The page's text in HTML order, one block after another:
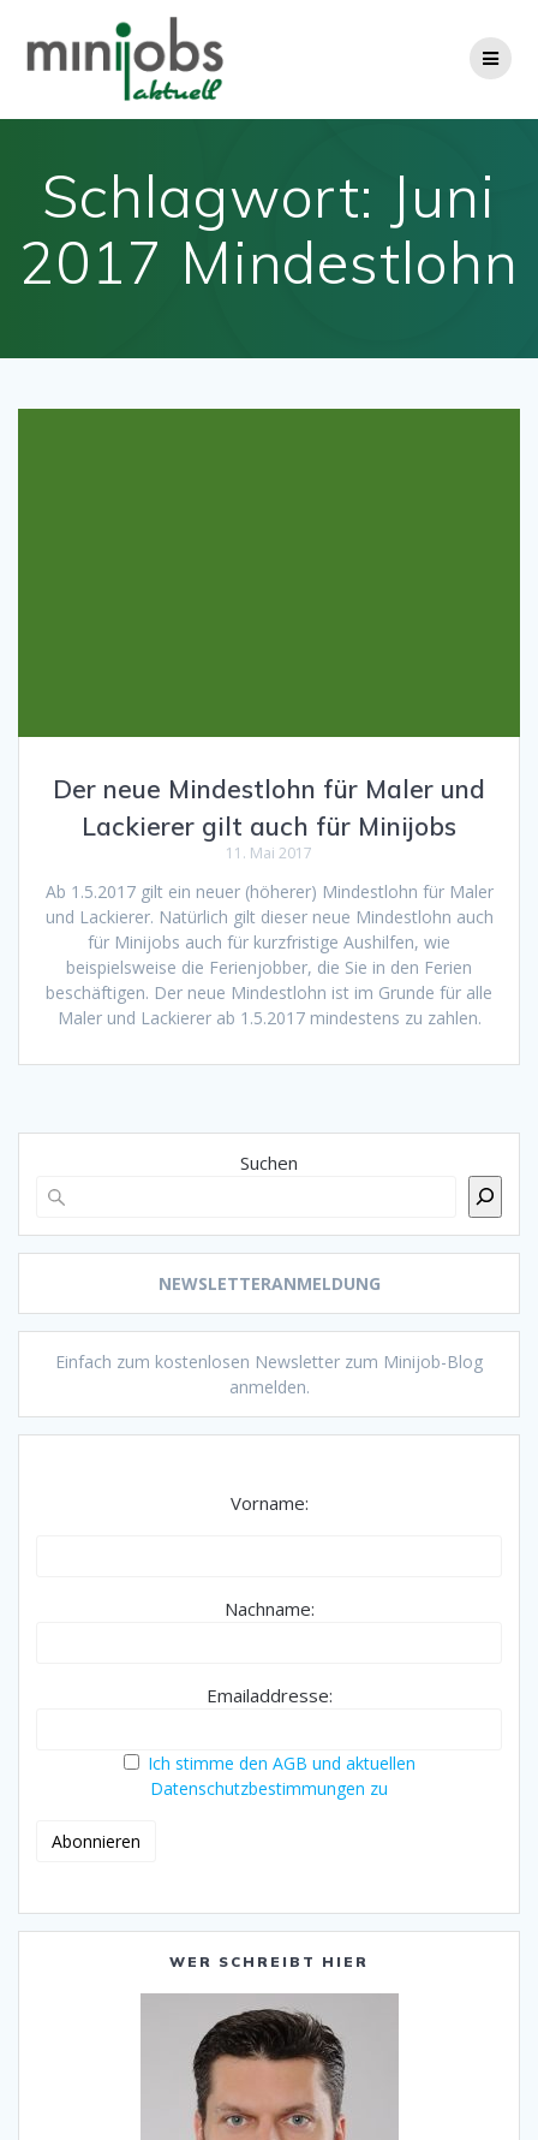
Schlagwort: Juni
2017 Mindestlohn
Der neue Mindestlohn für Maler und
Lackierer gilt auch für Minijobs
11. Mai 2017
Ab 1.5.2017 gilt ein neuer (höherer) Mindestlohn für Maler
und Lackierer. Natürlich gilt dieser neue Mindestlohn auch
für Minijobs auch für kurzfristige Aushilfen, wie
beispielsweise die Ferienjobber, die Sie in den Ferien
beschäftigen. Der neue Mindestlohn ist im Grunde für alle
Maler und Lackierer ab 1.5.2017 mindestens zu zahlen.
Suchen
NEWSLETTERANMELDUNG
Einfach zum kostenlosen Newsletter zum Minijob-Blog
anmelden.
Vorname:
Nachname:
Emailaddresse:
Ich stimme den AGB und aktuellen
Datenschutzbestimmungen zu
WER SCHREIBT HIER